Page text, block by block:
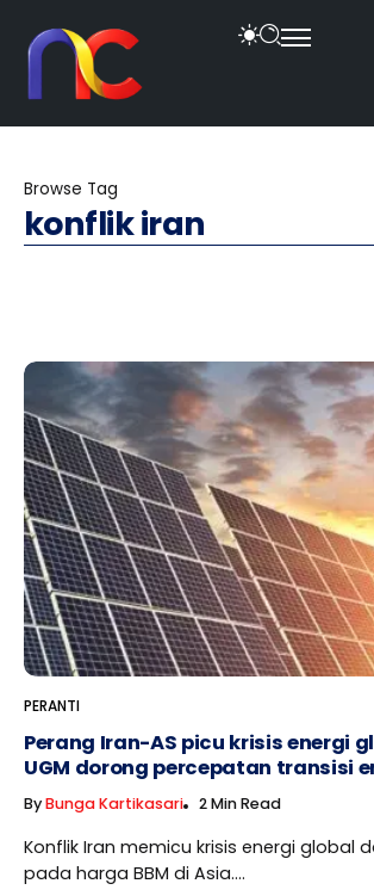
Browse Tag
konflik iran
PERANTI
Perang Iran-AS picu krisis energi
UGM dorong percepatan transisi
ByBunga Kartikasari 2 Min Read
Konflik Iran memicu krisis energi global
pada harga BBM di Asia....